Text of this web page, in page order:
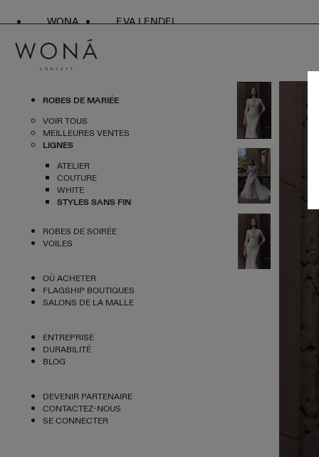
WONA EVA LENDEL
ROBES DE MARIÉE
VOIR TOUS
MEILLEURES VENTES
LIGNES
ATELIER
COUTURE
WHITE
STYLES SANS FIN
ROBES DE SOIRÉE
VOILES
OÙ ACHETER
FLAGSHIP BOUTIQUES
SALONS DE LA MALLE
ENTREPRISE
DURABILITÉ
BLOG
DEVENIR PARTENAIRE
CONTACTEZ-NOUS
SE CONNECTER